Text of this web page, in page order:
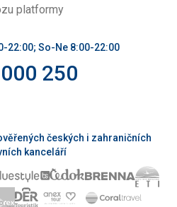
platformy
22:00; So-Ne 8:00-22:00
250
českých i zahraničních
kanceláří